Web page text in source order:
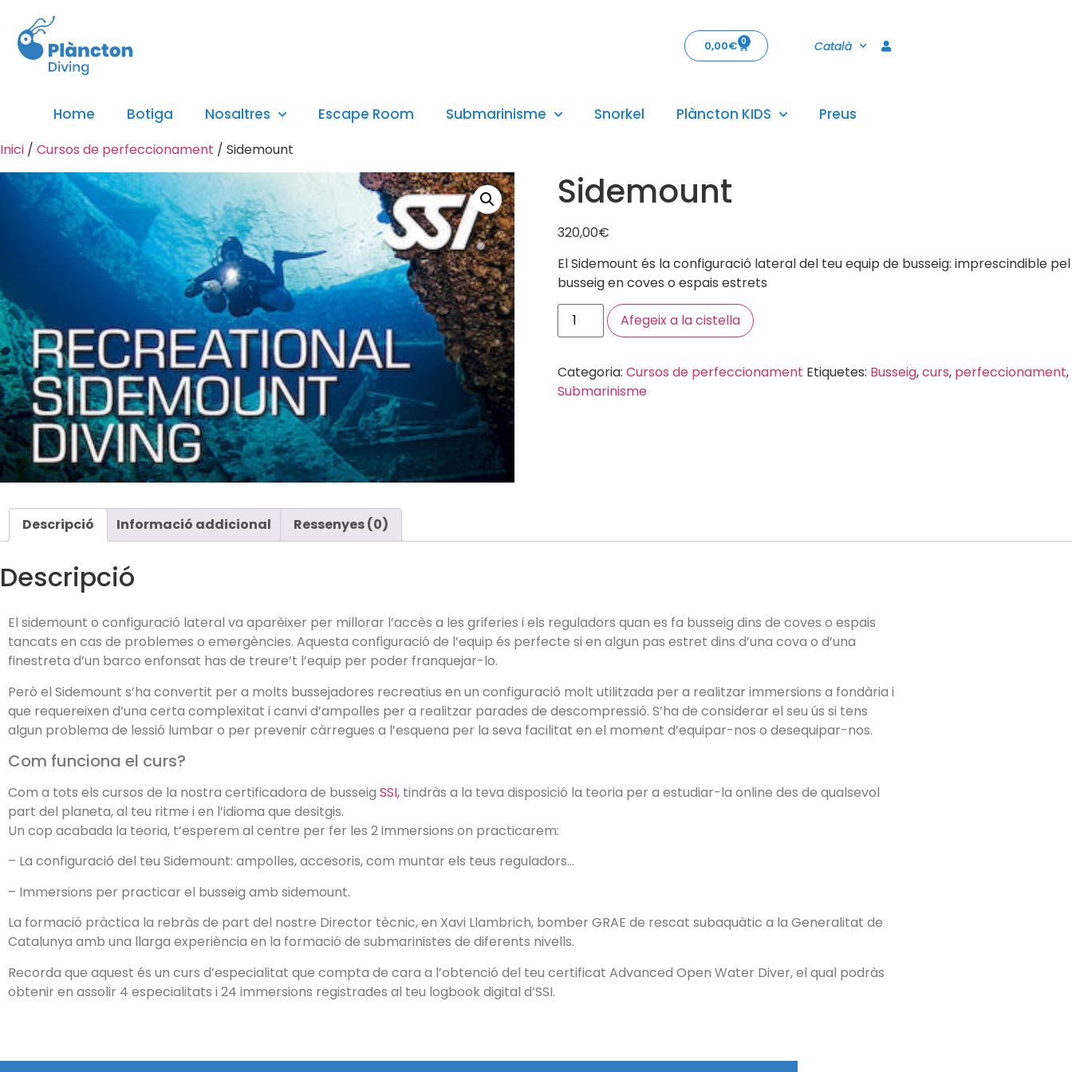
0,00€ 0 Català
Home Botiga Nosaltres Escape Room Submarinisme Snorkel Plàncton KIDS Preus
Inici / Cursos de perfeccionament / Sidemount
Sidemount
320,00€
El Sidemount és la configuració lateral del teu equip de busseig: imprescindible pel
busseig en coves o espais estrets
Afegeix a la cistella
Categoria: Cursos de perfeccionament Etiquetes: Busseig,curs, perfeccionament,
Submarinisme
Descripció Informació addicional Ressenyes (0)
Descripció
El sidemount o configuració lateral va aparèixer per millorar l’accès a les griferies i els reguladors quan es fa busseig dins de coves o espais
tancats en cas de problemes o emergències. Aquesta configuració de l’equip és perfecte si en algun pas estret dins d’una cova o d’una
finestreta d’un barco enfonsat has de treure’t l’equip per poder franquejar-lo.
Però el Sidemount s’ha convertit per a molts bussejadores recreatius en un configuració molt utilitzada per a realitzar immersions a fondària i
que requereixen d’una certa complexitat i canvi d’ampolles per a realitzar parades de descompressió. S’ha de considerar el seu ús si tens
algun problema de lessió lumbar o per prevenir càrregues a l’esquena per la seva facilitat en el moment d’equipar-nos o desequipar-nos.
Com funciona el curs?
Com a tots els cursos de la nostra certificadora de busseig SSI, tindràs a la teva disposició la teoria per a estudiar-la online des de qualsevol
part del planeta, al teu ritme i en l’idioma que desitgis.
Un cop acabada la teoria, t’esperem al centre per fer les 2 immersions on practicarem:
– La configuració del teu Sidemount: ampolles, accesoris, com muntar els teus reguladors…
– Immersions per practicar el busseig amb sidemount.
La formació pràctica la rebràs de part del nostre Director tècnic, en Xavi Llambrich, bomber GRAE de rescat subaquàtic a la Generalitat de
Catalunya amb una llarga experiència en la formació de submarinistes de diferents nivells.
Recorda que aquest és un curs d’especialitat que compta de cara a l’obtenció del teu certificat Advanced Open Water Diver, el qual podràs
obtenir en assolir 4 especialitats i 24 immersions registrades al teu logbook digital d’SSI.